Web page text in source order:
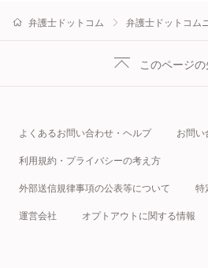
弁護士ドットコム 弁護士ドットコム
このページ
よくあるお問い合わせ・ヘルプ お問い
利用規約・プライバシーの考え方
外部送信規律事項の公表等について 特
運営会社 オプトアウトに関する情報